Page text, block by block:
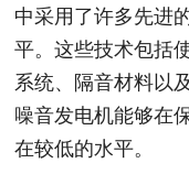
中采用了许多先进
平。这些技术包括
系统、隔音材料以
噪音发电机能够在
在较低的水平。